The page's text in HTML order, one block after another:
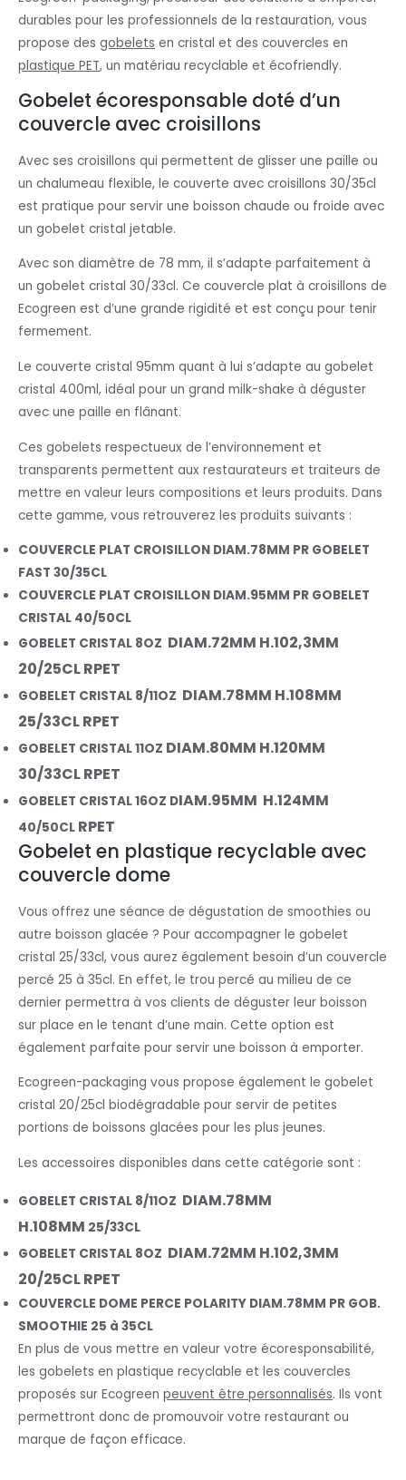
durables pour les professionnels de la restauration, vous
propose des gobelets en cristal et des couvercles en
plastique PET, un matériau recyclable et écofriendly.
Gobelet écoresponsable doté d’un
couvercle avec croisillons
Avec ses croisillons qui permettent de glisser une paille ou
un chalumeau flexible, le couverte avec croisillons 30/35cl
est pratique pour servir une boisson chaude ou froide avec
un gobelet cristal jetable.
Avec son diamètre de 78 mm, il s’adapte parfaitement à
un gobelet cristal 30/33cl. Ce couvercle plat à croisillons de
Ecogreen est d’une grande rigidité et est conçu pour tenir
fermement.
Le couverte cristal 95mm quant à lui s’adapte au gobelet
cristal 400ml, idéal pour un grand milk-shake à déguster
avec une paille en flânant.
Ces gobelets respectueux de l’environnement et
transparents permettent aux restaurateurs et traiteurs de
mettre en valeur leurs compositions et leurs produits. Dans
cette gamme, vous retrouverez les produits suivants :
COUVERCLE PLAT CROISILLON DIAM.78MM PR GOBELET
FAST 30/35CL
COUVERCLE PLAT CROISILLON DIAM.95MM PR GOBELET
CRISTAL 40/50CL
GOBELET CRISTAL 8OZ DIAM.72MM H.102,3MM
20/25CL RPET
GOBELET CRISTAL 8/11OZ DIAM.78MM H.108MM
25/33CL RPET
GOBELET CRISTAL 11OZ DIAM.80MM H.120MM
30/33CL RPET
GOBELET CRISTAL 16OZ DIAM.95MM H.124MM
40/50CL RPET
Gobelet en plastique recyclable avec
couvercle dome
Vous offrez une séance de dégustation de smoothies ou
autre boisson glacée ? Pour accompagner le gobelet
cristal 25/33cl, vous aurez également besoin d’un couvercle
percé 25 à 35cl. En effet, le trou percé au milieu de ce
dernier permettra à vos clients de déguster leur boisson
sur place en le tenant d’une main. Cette option est
également parfaite pour servir une boisson à emporter.
Ecogreen-packaging vous propose également le gobelet
cristal 20/25cl biodégradable pour servir de petites
portions de boissons glacées pour les plus jeunes.
Les accessoires disponibles dans cette catégorie sont :
GOBELET CRISTAL 8/11OZ DIAM.78MM
H.108MM 25/33CL
GOBELET CRISTAL 8OZ DIAM.72MM H.102,3MM
20/25CL RPET
COUVERCLE DOME PERCE POLARITY DIAM.78MM PR GOB.
SMOOTHIE 25 à 35CL
En plus de vous mettre en valeur votre écoresponsabilité,
les gobelets en plastique recyclable et les couvercles
proposés sur Ecogreen peuvent être personnalisés. Ils vont
permettront donc de promouvoir votre restaurant ou
marque de façon efficace.